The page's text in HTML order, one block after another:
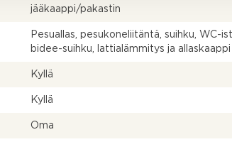
jääkaappi/pakastin
Pesuallas, pesukoneliitäntä, suihku, WC-
bidee-suihku, lattialämmitys ja allaskaappi
Kyllä
Kyllä
Oma